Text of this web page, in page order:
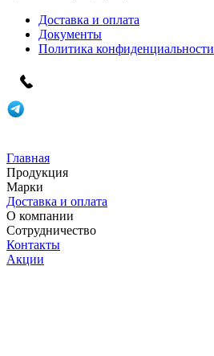
Доставка и оплата
Документы
Политика конфиденциальности
Главная
Продукция
Марки
Доставка и оплата
О компании
Сотрудничество
Контакты
Акции